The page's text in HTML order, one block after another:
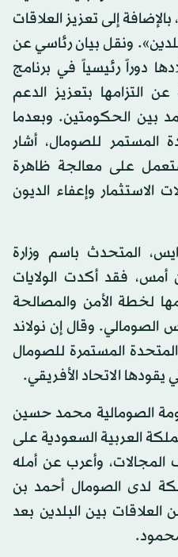
إلى تعزيز العلاقات
ونقل بيان رئاسي عن
دوراً رئيسياً في برنامج
التزامها بتعزيز الدعم
بين الحكومتين. وبعدما
المستمر للصومال، أشار
على معالجة ظاهرة
الاستثمار وإعفاء الديون
المتحدث باسم وزارة
أمس، فقد أكدت الولايات
لخطة الأمن والمصالحة
الصومالي. وقال إن نولاند
المستمرة للصومال
الاتحاد الأفريقي.
الصومالية محمد حسين
العربية السعودية على
وأعرب عن أمله
لدى الصومال أحمد بن
بين البلدين بعد